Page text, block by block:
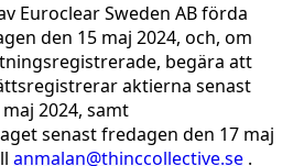
Euroclear Sweden AB förda
den 15 maj 2024, och, om
begära att
aktierna senast
2024, samt
senast fredagen den 17 maj
anmalan@thinccollective.se .